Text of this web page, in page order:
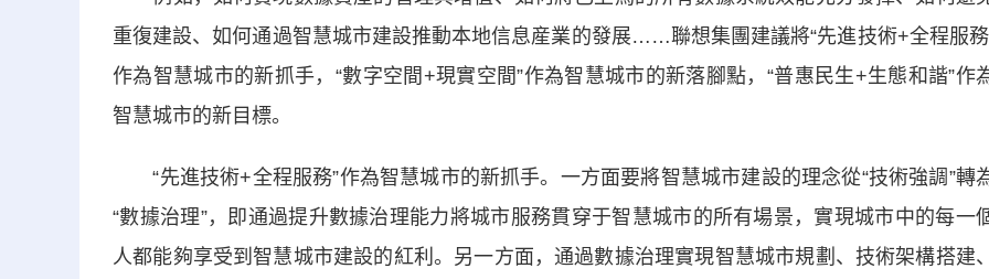
重復建設、如何通過智慧城市建設推動本地信息産業的發展……聯想集團建議將“先進技術+全程服務
作為智慧城市的新抓手，“數字空間+現實空間”作為智慧城市的新落腳點，“普惠民生+生態和諧”作
智慧城市的新目標。
“先進技術+全程服務”作為智慧城市的新抓手。一方面要將智慧城市建設的理念從“技術強調”轉
“數據治理”，即通過提升數據治理能力將城市服務貫穿于智慧城市的所有場景，實現城市中的每一
人都能夠享受到智慧城市建設的紅利。另一方面，通過數據治理實現智慧城市規劃、技術架構搭建、